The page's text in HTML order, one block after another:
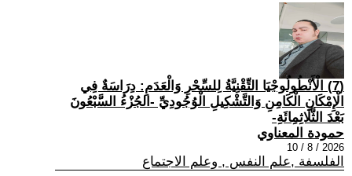
(7) الْأَنْطُولُوجْيَا التِّقْنِيَّةُ لِلسِّحْرِ وَالْعَدَمِ: دِرَاسَةٌ فِي
الْإِمْكَانِ الْكَامِنِ وَالتَّشْكِيلِ الْوُجُودِيِّ -الجُزْءُ السَّبْعُونَ
بَعْدَ الثَّلَاثِمِائَةِ-
حمودة المعناوي
2026 / 8 / 10
الفلسفة ,علم النفس , وعلم الاجتماع